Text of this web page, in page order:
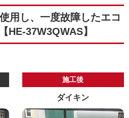
用し、一度故障したエコ
HE-37W3QWAS】
施工後
ダイキン